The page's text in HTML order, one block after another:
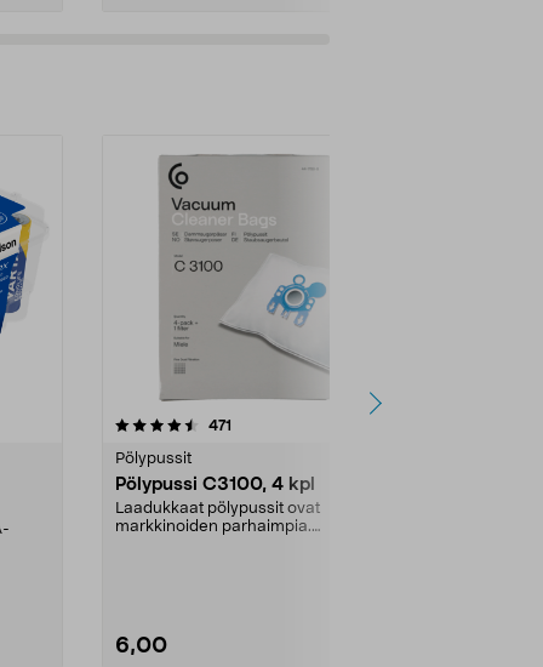
471
Pölypussit
Pölypussi C3100, 4 kpl
Laadukkaat pölypussit ovat
markkinoiden parhaimpia.
6,00
4.5viidestä